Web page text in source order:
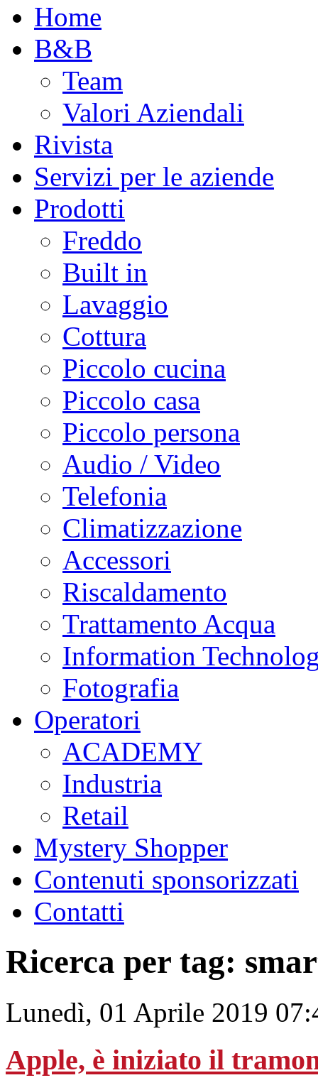
Home
B&B
Team
Valori Aziendali
Rivista
Servizi per le aziende
Prodotti
Freddo
Built in
Lavaggio
Cottura
Piccolo cucina
Piccolo casa
Piccolo persona
Audio / Video
Telefonia
Climatizzazione
Accessori
Riscaldamento
Trattamento Acqua
Information
Fotografia
Operatori
ACADEMY
Industria
Retail
Mystery Shopper
Contenuti sponsorizzati
Contatti
Ricerca per tag:
Lunedì, 01 Aprile 2019
Apple, è iniziato il